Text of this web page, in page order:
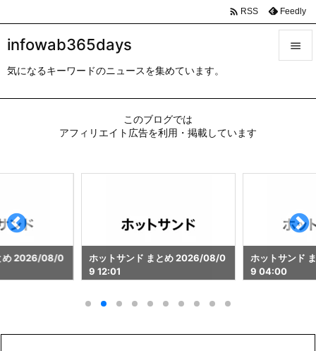
infowab365days
気になるキーワードのニュースを集めています。


検索
 RSS Feedly
このブログでは
アフィリエイト広告を利用・掲載しています
め 2026/08/0
ホットサンド まとめ 2026/08/0
9 12:01
ホットサンド
9 04:00